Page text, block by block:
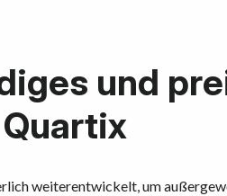
und
weiterentwickelt, um